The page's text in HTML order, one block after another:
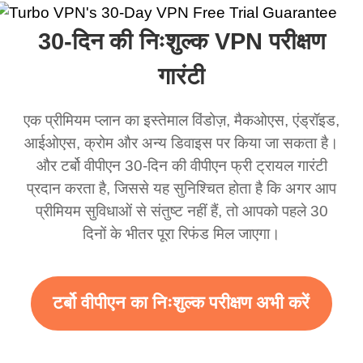
लेकिन मैं सच में इसे एक
धोखाधड़ी समझता था लेकिन
अब जब मैं इसका उपयोग करता
इस पर हैरान हूं और यदि वहाँ
विज्ञापन हैं तो मुझे पता है कि यह
इस अद्भुत VPN का समर्थन
करने के लिए है। सच में आपको
अधिक विज्ञापन देने चाहिए
तेज़ WiFi मिल सके लेकिन सच
में जब मैं इसका उपयोग करता हूं
VPN बहुत अच्छा काम करता
है। यह हर जगह और किसी भी
स्थान से जुड़ता है बिना धीमा
उपलब्ध हैं जिनसे आप स्विच
कर सकते हैं। आसानी से, मेरा
पसंदीदा। सबसे अच्छा हिस्सा,
मैंने अब तक किसी विज्ञापन को
नहीं देखा है क्योंकि मैं मुफ्त सेवा
10/10।
एक बढ़िया
और यह सचमुच कहा कि
विभिन्न स्थान पर था।
30-दिन की निःशुल्क VPN परीक्षण
गारंटी
एक प्रीमियम प्लान का इस्तेमाल विंडोज़, मैकओएस, एंड्रॉइड,
आईओएस, क्रोम और अन्य डिवाइस पर किया जा सकता है।
और टर्बो वीपीएन 30-दिन की वीपीएन फ्री ट्रायल गारंटी
प्रदान करता है, जिससे यह सुनिश्चित होता है कि अगर आप
प्रीमियम सुविधाओं से संतुष्ट नहीं हैं, तो आपको पहले 30
दिनों के भीतर पूरा रिफंड मिल जाएगा।
टर्बो वीपीएन का निःशुल्क परीक्षण अभी करें